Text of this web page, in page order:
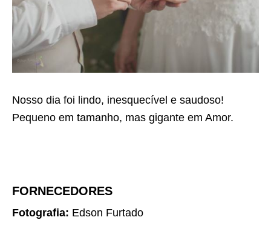
Nosso dia foi lindo, inesquecível e saudoso!
Pequeno em tamanho, mas gigante em Amor.
FORNECEDORES
Fotografia: Edson Furtado